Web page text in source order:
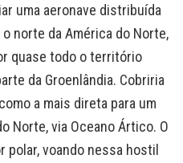
uma aeronave distribuída
norte da América do Norte,
quase todo o território
da Groenlândia. Cobriria
a mais direta para um
Norte, via Oceano Ártico. O
voando nessa hostil